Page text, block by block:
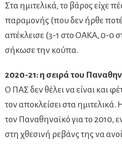
Στα ημιτελικά, το βάρος είχε
παραμονής (που δεν ήρθε
απέκλεισε (3-1 στο ΟΑΚΑ, 0-0
σήκωσε την κούπα.
2020-21: η σειρά του
Ο ΠΑΣ δεν θέλει να είναι και
τον αποκλείσει στα
τον Παναθηναϊκό για το 2010,
στη χθεσινή ρεβάνς της να